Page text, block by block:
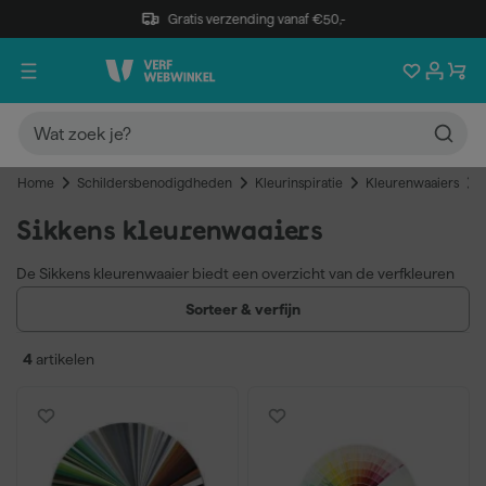
Gratis verzending vanaf €50,-
Home Schildersbenodigdheden Kleurinspiratie Kleurenwaaiers
Sikkens kleurenwaaiers
De Sikkens kleurenwaaier biedt een overzicht van de verfkleuren
in de Sikkens collectie en is online te bestellen. Er zijn meerdere
varianten beschikbaar, waaronder de 5051, de Rijks kleurenwaaier,
kleurenpalet en toepassing.
Meerdere collecties beschikbaar
Online te bestellen
Sorteer & verfijn
4 artikelen